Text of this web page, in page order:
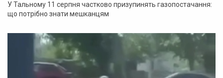
У Тальному 11 серпня частково призупинять газопостачання:
що потрібно знати мешканцям